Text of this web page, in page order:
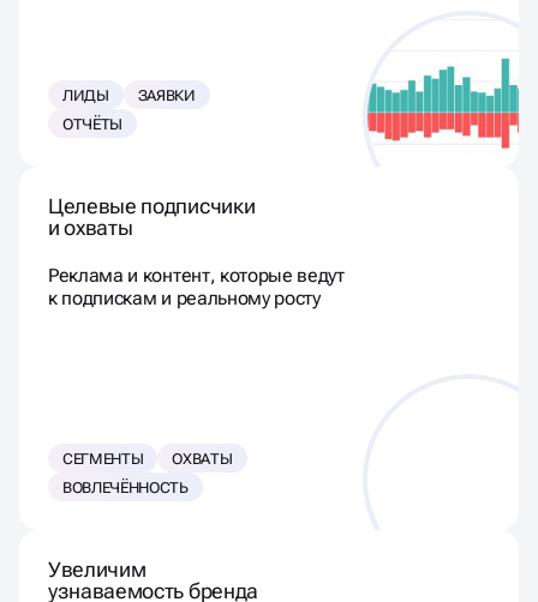
ЛИДЫ
ЗАЯВКИ
ОТЧЁТЫ
Целевые подписчики
и охваты
Реклама и контент, которые ведут
к подпискам и реальному росту
СЕГМЕНТЫ
ОХВАТЫ
ВОВЛЕЧЁННОСТЬ
Увеличим
узнаваемость бренда